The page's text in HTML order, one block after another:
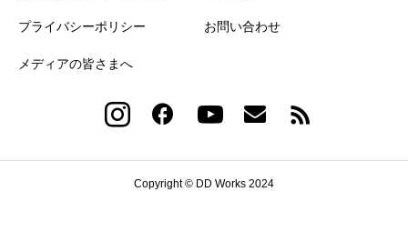
プライバシーポリシー お問い合わせ
メディアの皆さまへ
Copyright © DD Works 2024